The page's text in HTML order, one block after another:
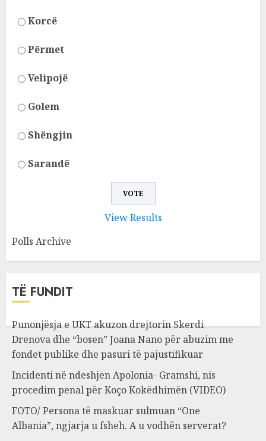
Korcë
Përmet
Velipojë
Golem
Shëngjin
Sarandë
View Results
Polls Archive
TË FUNDIT
Punonjësja e UKT akuzon drejtorin Skerdi
Drenova dhe “bosen” Joana Nano për abuzim me
fondet publike dhe pasuri të pajustifikuar
Incidenti në ndeshjen Apolonia- Gramshi, nis
procedim penal për Koço Kokëdhimën (VIDEO)
FOTO/ Persona të maskuar sulmuan “One
Albania”, ngjarja u fsheh. A u vodhën serverat?